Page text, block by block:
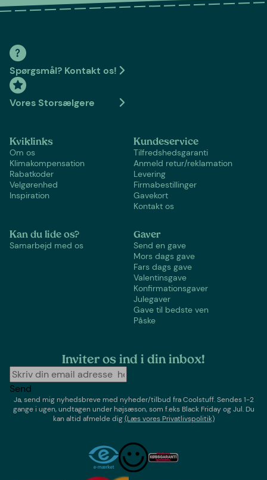
Spørgsmål? Kontakt os!
Vores Storsælgere
Kviklinks
Om os
Klimakompensation
Rabatkoder
Velgørenhed
Inspiration
Kundeservice
Tilfredshedsgaranti
Anmeld retur/reklamation
Levering
Firmabestillinger
Gavekort
Kontakt os
Kan du lide os?
Samarbejd med os
Gaver
Send en gave
Mors dags gave
Fars dags gave
Valentinsgave
Konfirmationsgaver
Julegaver
Gave til bedste ven
Påske
Inviter os ind i din inbox!
Send
Ja, send mig nyhedsbreve med nyheder/tilbud fraCoolstuff. Sendes 1-2
gange i ugen,undtagen under højsæson, som f.eks Black Friday og Jul. Du
kan altid afmelde dig(Læs vores Privatlivspolitik)